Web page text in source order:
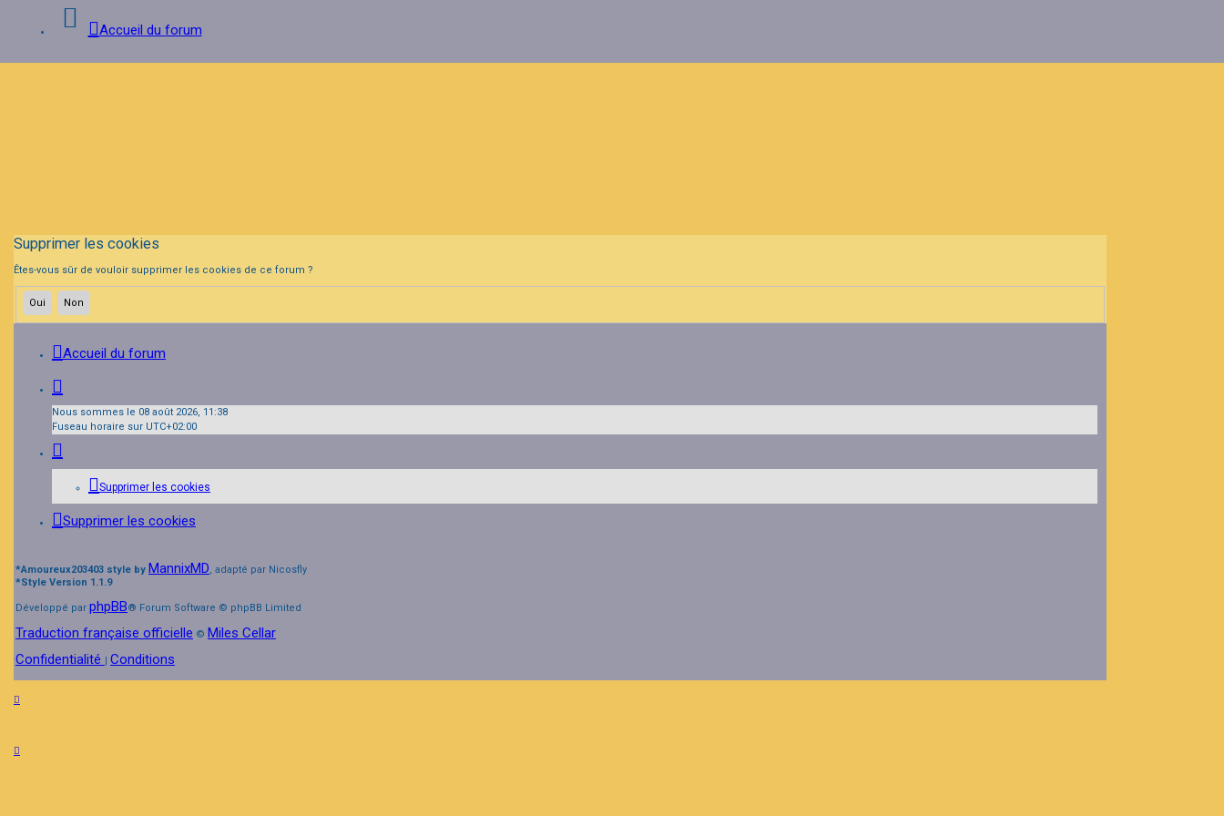
Accueil du forum
Supprimer les cookies
Êtes-vous sûr de vouloir supprimer les cookies de ce forum ?
Accueil du forum
Nous sommes le 08 août 2026, 11:38
Fuseau horaire sur UTC+02:00
Supprimer les cookies
Supprimer les cookies
*Amoureux203403 style by MannixMD, adapté par Nicosfly
*Style Version 1.1.9
Développé par phpBB® Forum Software © phpBB Limited
Traduction française officielle © Miles Cellar
Confidentialité
Conditions